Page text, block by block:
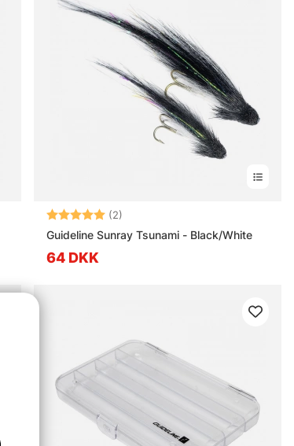
Vurdering: (2)
Guideline Sunray Tsunami - Black/White
64 DKK